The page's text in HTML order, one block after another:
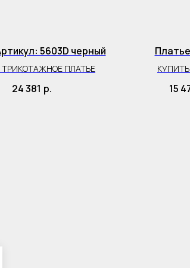
5603D черный
ТРИКОТАЖНОЕ ПЛАТЬЕ
24 381 р. 15